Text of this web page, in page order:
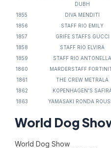
DUBH
1855 DIVA MENDITI
1856
STAFF RIO EMILY
1857
GRIFE STAFFS GUCCI
1858
STAFF RIO ELVIRA
1859
STAFF RIO ANTONELLA
1860
MARDERSTAFF
1861
THE CREW METRALA
1862
KOPENHAGEN'S
1863
YAMASAKI RONDA
World Dog
World Dog Show